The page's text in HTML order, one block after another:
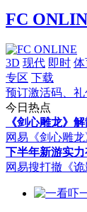
FC
3D 现代 即时 体
专区 下载
预订激活码、礼
今日热点
《剑心雕龙》
网易《剑心雕
下半年新游实
网易搜打撤《